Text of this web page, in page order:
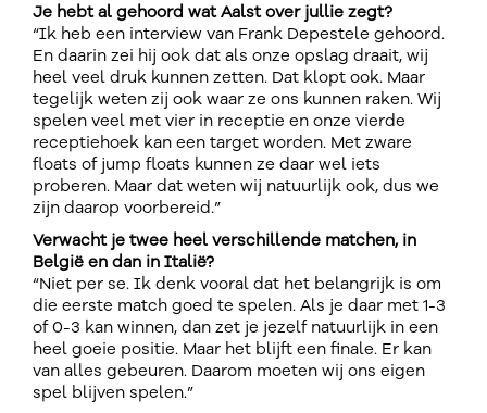
Je hebt al gehoord wat Aalst over jullie zegt?
“Ik heb een interview van Frank Depestele gehoord.
En daarin zei hij ook dat als onze opslag draait, wij
heel veel druk kunnen zetten. Dat klopt ook. Maar
tegelijk weten zij ook waar ze ons kunnen raken. Wij
spelen veel met vier in receptie en onze vierde
receptiehoek kan een target worden. Met zware
floats of jump floats kunnen ze daar wel iets
proberen. Maar dat weten wij natuurlijk ook, dus we
zijn daarop voorbereid.”
Verwacht je twee heel verschillende matchen, in
België en dan in Italië?
“Niet per se. Ik denk vooral dat het belangrijk is om
die eerste match goed te spelen. Als je daar met 1-3
of 0-3 kan winnen, dan zet je jezelf natuurlijk in een
heel goeie positie. Maar het blijft een finale. Er kan
van alles gebeuren. Daarom moeten wij ons eigen
spel blijven spelen.”